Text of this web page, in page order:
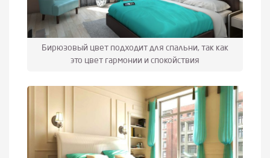
Бирюзовый цвет подходит для спальни, так как
это цвет гармонии и спокойствия